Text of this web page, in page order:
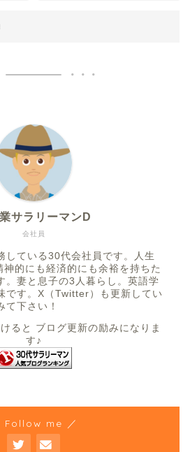
会社員
サラリーマンD
している30代会社員です。人生
的にも経済的にも余裕を持ちた
。妻と息子の3人暮らし。英語学
です。X（Twitter）も更新してい
て下さい！
ると ブログ更新の励みになりま
す♪
Follow me ／